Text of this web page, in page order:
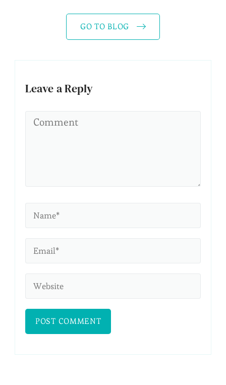
GO TO BLOG
Leave a Reply